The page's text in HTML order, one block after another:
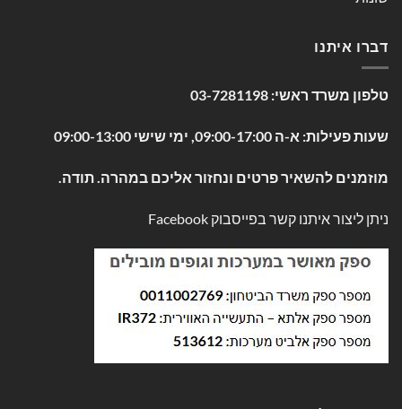
דברו איתנו
טלפון משרד ראשי: 03-7281198
שעות פעילות: א-ה 09:00-17:00, ימי שישי 09:00-13:00
מוזמנים להשאיר פרטים ונחזור אליכם במהרה. תודה.
ניתן ליצור איתנו קשר בפייסבוק Facebook